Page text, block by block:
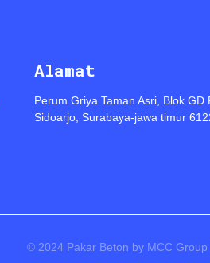
Alamat
Perum Griya Taman Asri, Blok GD
Sidoarjo, Surabaya-jawa timur
© 2024 Pakar Beton by MCC